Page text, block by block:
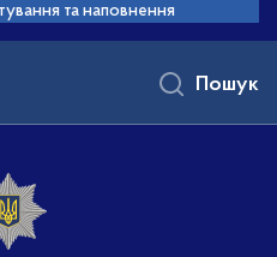
та наповнення
Пошук